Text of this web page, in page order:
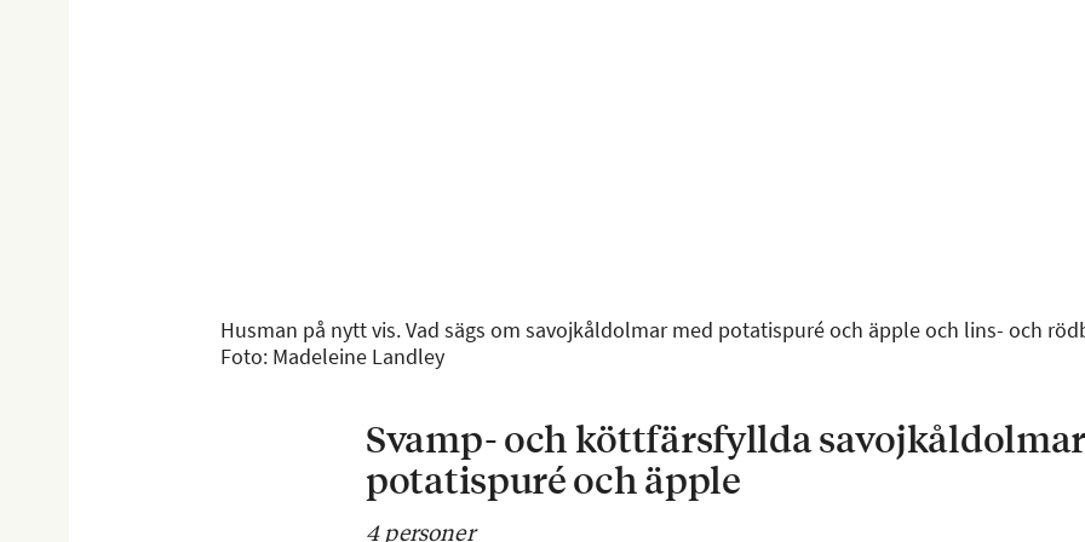
Husman på nytt vis. Vad sägs om savojkåldolmar med potatispuré och äpple och lins- och
Foto: Madeleine Landley
Svamp- och köttfärsfyllda
potatispuré och äpple
4 personer